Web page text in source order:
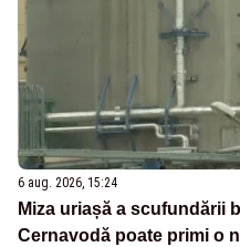
6 aug. 2026, 15:24
Miza uriașă a scufundării
Cernavodă poate primi o